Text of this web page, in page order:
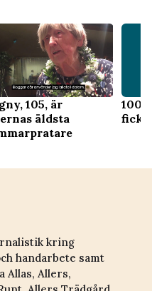
105, är
äldsta
100
fick
kring
handarbete samt
Allas, Allers,